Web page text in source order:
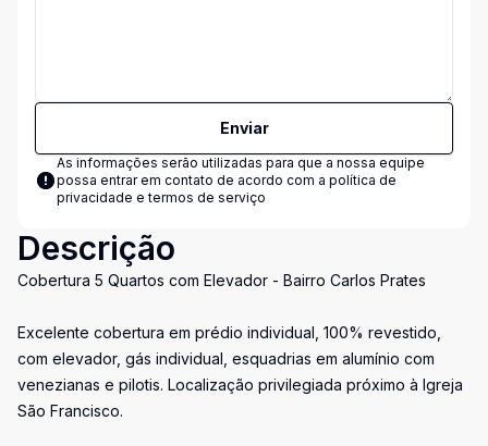
Enviar
As informações serão utilizadas para que a nossa equipe
possa entrar em contato de acordo com a política de
privacidade e termos de serviço
Descrição
Cobertura 5 Quartos com Elevador - Bairro Carlos Prates
Excelente cobertura em prédio individual, 100% revestido,
com elevador, gás individual, esquadrias em alumínio com
venezianas e pilotis. Localização privilegiada próximo à Igreja
São Francisco.